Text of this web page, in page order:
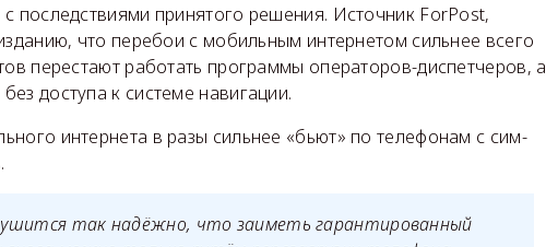
последствиями принятого решения. Источник ForPost,
что перебои с мобильным интернетом сильнее всего
перестают работать программы операторов-диспетчеров, а
доступа к системе навигации.
интернета в разы сильнее «бьют» по телефонам с сим-
так надёжно, что заиметь гарантированный